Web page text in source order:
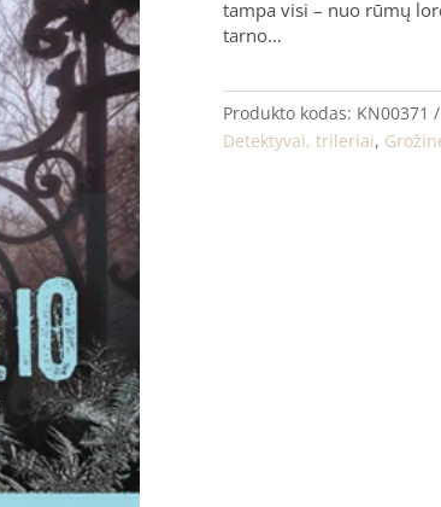
tampa visi – nuo rūmų
tarno…
Produkto kodas: KN00371
Detektyvai, trileriai,